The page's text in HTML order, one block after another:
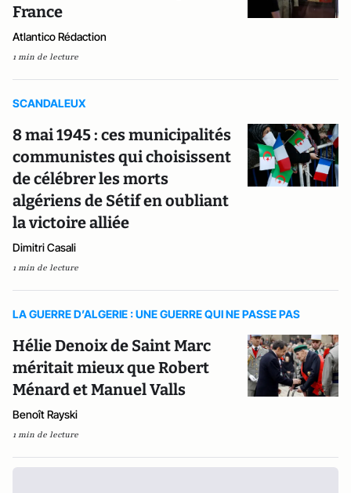
France
Atlantico Rédaction
1 min de lecture
SCANDALEUX
8 mai 1945 : ces municipalités
communistes qui choisissent
de célébrer les morts
algériens de Sétif en oubliant
la victoire alliée
Dimitri Casali
1 min de lecture
LA GUERRE D’ALGERIE : UNE GUERRE QUI NE PASSE PAS
Hélie Denoix de Saint Marc
méritait mieux que Robert
Ménard et Manuel Valls
Benoît Rayski
1 min de lecture